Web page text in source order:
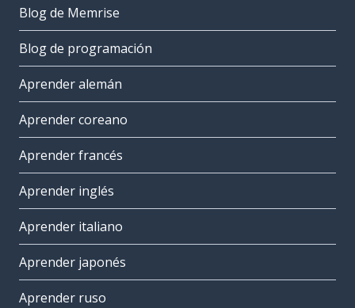
Blog de Memrise
Blog de programación
Aprender alemán
Aprender coreano
Aprender francés
Aprender inglés
Aprender italiano
Aprender japonés
Aprender ruso